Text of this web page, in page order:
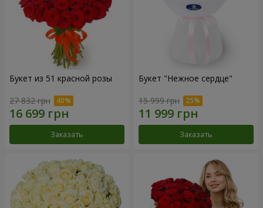
Букет из 51 красной розы
27 832 грн
Заказать
Букет "Нежное сердце"
15 999 грн
Заказать